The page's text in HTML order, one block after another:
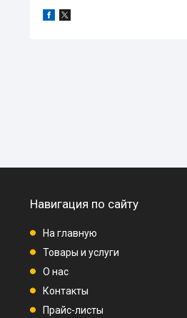
Навигация по сайту
На главную
Товары и услуги
О нас
Контакты
Прайс-листы